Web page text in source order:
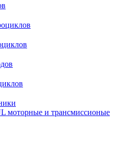
моторные и трансмиссионые